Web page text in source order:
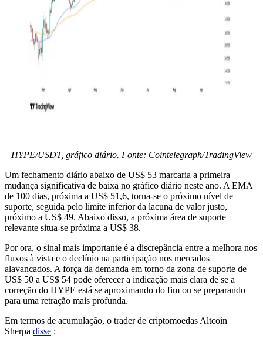
HYPE/USDT, gráfico diário. Fonte: Cointelegraph/TradingView
Um fechamento diário abaixo de US$ 53 marcaria a primeira
mudança significativa de baixa no gráfico diário neste ano. A EMA
de 100 dias, próxima a US$ 51,6, torna-se o próximo nível de
suporte, seguida pelo limite inferior da lacuna de valor justo,
próximo a US$ 49. Abaixo disso, a próxima área de suporte
relevante situa-se próxima a US$ 38.
Por ora, o sinal mais importante é a discrepância entre a melhora nos
fluxos à vista e o declínio na participação nos mercados
alavancados. A força da demanda em torno da zona de suporte de
US$ 50 a US$ 54 pode oferecer a indicação mais clara de se a
correção do HYPE está se aproximando do fim ou se preparando
para uma retração mais profunda.
Em termos de acumulação, o trader de criptomoedas Altcoin
Sherpa disse :